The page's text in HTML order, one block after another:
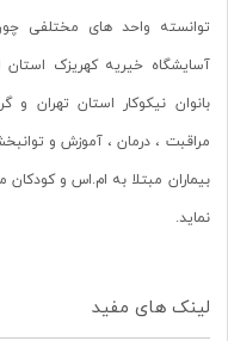
توانسته واحد های مختلفی
آسایشگاه خیریه کهریزک استان
بانوان نیکوکار استان تهران و
بیماران مبتلا به ام.اس و
نماید.
لینک های مفید